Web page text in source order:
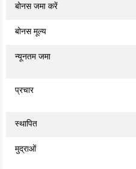
बोनस जमा करें
बोनस मूल्य
न्यूनतम जमा
प्रचार
स्थापित
मुद्राओं